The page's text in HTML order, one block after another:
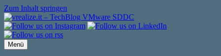
Zum Inhalt springen
Menü